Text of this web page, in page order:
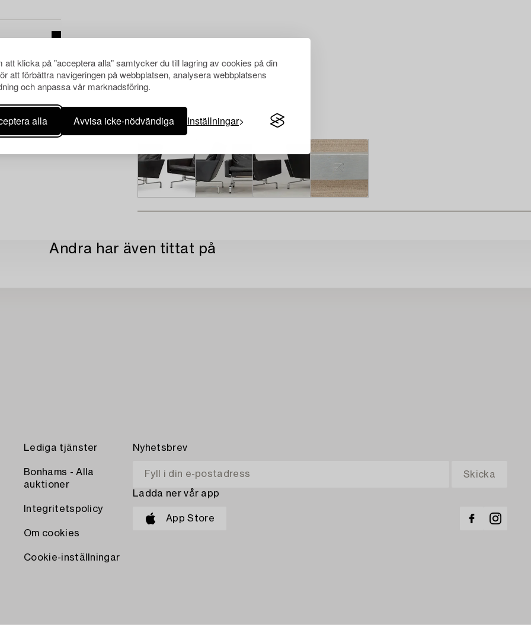
att klicka på "acceptera alla" samtycker du till lagring av cookies på din
att förbättra navigeringen på webbplatsen, analysera webbplatsens
och anpassa vår marknadsföring.
alla Avvisa icke-nödvändiga Inställningar
Andra har även tittat på
Lediga tjänster
Bonhams - Alla
auktioner
Integritetspolicy
Om cookies
Cookie-inställningar
Nyhetsbrev
Ladda ner vår app
App Store